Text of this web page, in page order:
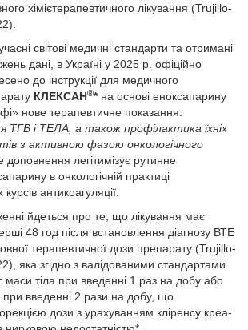
хімієтерапевтичного лікування (Trujillo-
світові медичні стандарти та отримані
дані, в Україні у 2025 р. офіційно
до інструкції для медичного
КЛЕКСАН®*на основі еноксапарину
нове терапевтичне показання:
ТГВ і ТЕЛА, а також профілактика їхніх
з активною фазою онкологічного
доповнення легітимізує рутинне
в онкологічній практиці
антикоагуляції.
йдеться про те, що лікування має
48 год після встановлення діагнозу ВТЕ
терапевтичної дози препарату (Trujillo-
яка згідно з валідованими стандартами
маси тіла при введенні 1 раз на добу або
при введенні 2 рази на добу, що
дози з урахуванням кліренсу креа­